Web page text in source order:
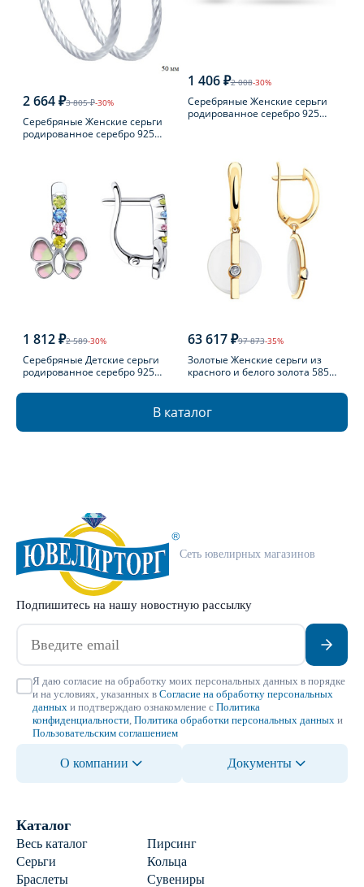
2 664 ₽3 805 ₽-30%
Серебряные Женские серьги
родированное серебро 925
1 406 ₽2 008-30%
Серебряные Женские серьги
родированное серебро 925
1 812 ₽2 589-30%
Серебряные Детские серьги
родированное серебро 925
63 617 ₽97 873-35%
Золотые Женские серьги из
красного и белого золота 585
В каталог
Сеть ювелирных магазинов
Подпишитесь на нашу новостную рассылку
Я даю согласие на обработку моих персональных данных в порядке
и на условиях, указанных в Согласие на обработку персональных
данных и подтверждаю ознакомление с Политика
конфиденциальности Политика обработки персональных данных и
Пользовательским соглашением
О компании Документы
Каталог
Весь каталог
Пирсинг
Серьги
Кольца
Браслеты
Сувениры